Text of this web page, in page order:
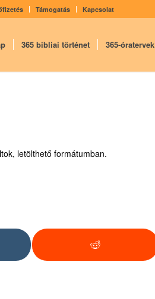
Támogatás Kapcsolat
365 bibliai történet 365-óratervek
letölthető formátumban.